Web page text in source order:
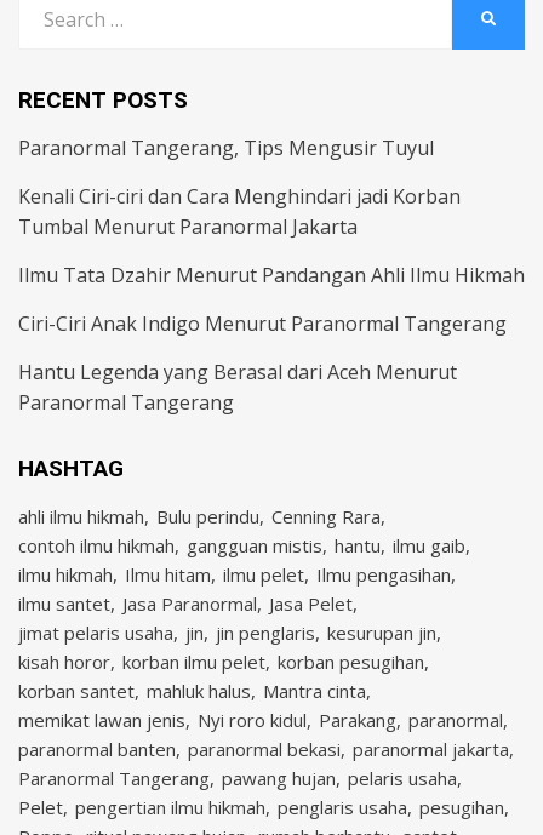
for:
RECENT POSTS
Paranormal Tangerang, Tips Mengusir Tuyul
Kenali Ciri-ciri dan Cara Menghindari jadi Korban
Tumbal Menurut Paranormal Jakarta
Ilmu Tata Dzahir Menurut Pandangan Ahli Ilmu Hikmah
Ciri-Ciri Anak Indigo Menurut Paranormal Tangerang
Hantu Legenda yang Berasal dari Aceh Menurut
Paranormal Tangerang
HASHTAG
ahli ilmu hikmah Bulu perindu Cenning Rara
contoh ilmu hikmah gangguan mistis hantu ilmu gaib
ilmu hikmah Ilmu hitam ilmu pelet Ilmu pengasihan
ilmu santet Jasa Paranormal Jasa Pelet
jimat pelaris usaha jin jin penglaris kesurupan jin
kisah horor korban ilmu pelet korban pesugihan
korban santet mahluk halus Mantra cinta
memikat lawan jenis Nyi roro kidul Parakang paranormal
paranormal banten paranormal bekasi paranormal jakarta
Paranormal Tangerang pawang hujan pelaris usaha
Pelet pengertian ilmu hikmah penglaris usaha pesugihan